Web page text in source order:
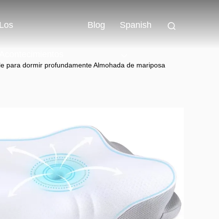
Blog Spanish
para dormir profundamente Almohada de mariposa